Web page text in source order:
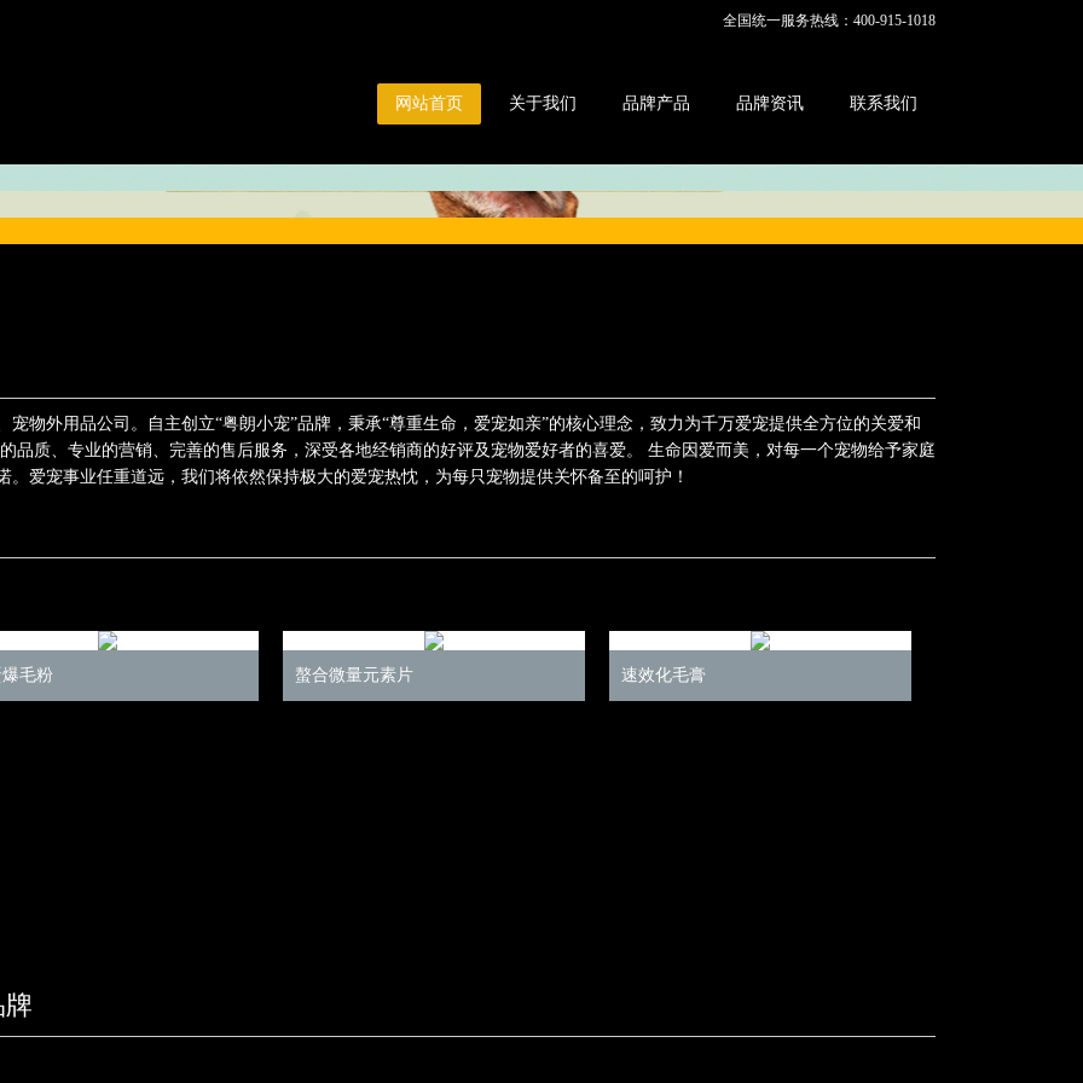
全国统一服务热线：400-915-1018
网站首页 关于我们 品牌产品 品牌资讯 联系我们
物外用品公司。自主创立“粤朗小宠”品牌，秉承“尊重生命，爱宠如亲”的核心理念，致力为千万爱宠提供全方位的关爱和
品质、专业的营销、完善的售后服务，深受各地经销商的好评及宠物爱好者的喜爱。 生命因爱而美，对每一个宠物给予家庭
爱宠事业任重道远，我们将依然保持极大的爱宠热忱，为每只宠物提供关怀备至的呵护！
毛粉 螯合微量元素片 速效化毛膏